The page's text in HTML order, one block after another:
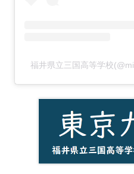
福井県立三国高等学校